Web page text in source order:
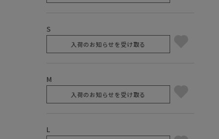
S
入荷のお知らせを受け取る
M
入荷のお知らせを受け取る
L